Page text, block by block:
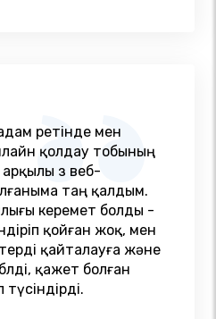
ретінде мен
қолдау тобының
өз веб-
таң қалдым.
керемет болды -
қойған жоқ, мен
қайталауға және
қажет болған